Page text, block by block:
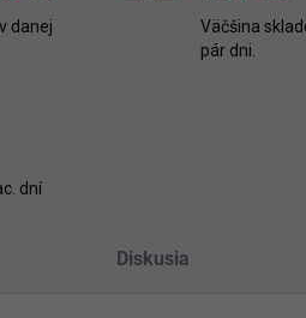
danej
Väčšina
pár dni.
dní
Diskusia